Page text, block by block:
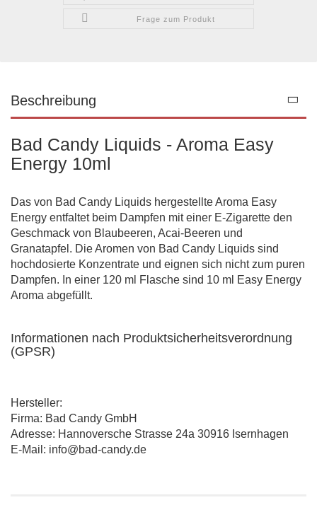
Frage zum Produkt
Beschreibung
Bad Candy Liquids - Aroma Easy
Energy 10ml
Das von Bad Candy Liquids hergestellte Aroma Easy
Energy entfaltet beim Dampfen mit einer E-Zigarette den
Geschmack von Blaubeeren, Acai-Beeren und
Granatapfel. Die Aromen von Bad Candy Liquids sind
hochdosierte Konzentrate und eignen sich nicht zum puren
Dampfen. In einer 120 ml Flasche sind 10 ml Easy Energy
Aroma abgefüllt.
Informationen nach Produktsicherheitsverordnung
(GPSR)
Hersteller:
Firma: Bad Candy GmbH
Adresse: Hannoversche Strasse 24a 30916 Isernhagen
E-Mail: info@bad-candy.de